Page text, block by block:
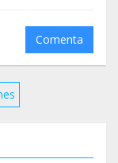
ayuda. A
las
Comenta